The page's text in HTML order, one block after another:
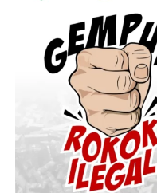
pernapasan (SCBA)
baru berhasil dijinakkan
‎”Untuk penyebab
pihak kepolisian,”
‎Sementara itu, Direktur
Jambi, Kombes Pol
bahwa polisi telah
perkara (TKP) untuk